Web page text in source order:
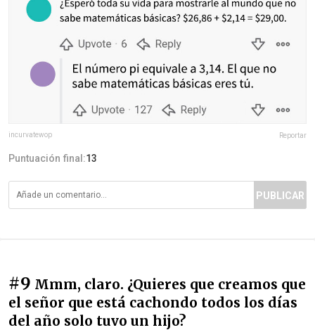
incurvatewop Reportar
Puntuación final:13
PUBLICAR
#9 Mmm, claro. ¿Quieres que creamos que
el señor que está cachondo todos los días
del año solo tuvo un hijo?